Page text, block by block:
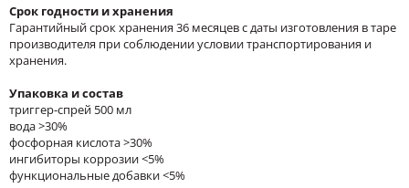
Срок годности и хранения
Гарантийный срок хранения 36 месяцев с даты изготовления в таре
производителя при соблюдении условии транспортирования и
хранения.
Упаковка и состав
триггер-спрей 500 мл
вода >30%
фосфорная кислота >30%
ингибиторы коррозии <5%
функциональные добавки <5%